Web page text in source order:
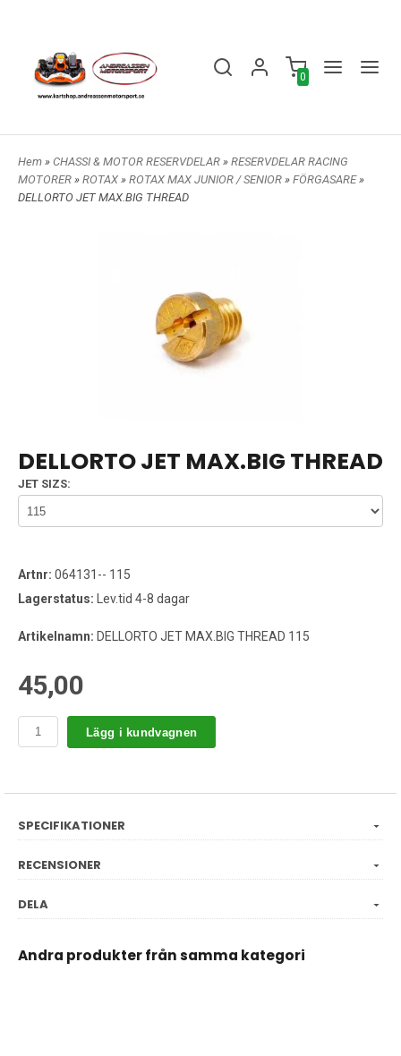
0
Hem » CHASSI & MOTOR RESERVDELAR » RESERVDELAR RACING
MOTORER » ROTAX » ROTAX MAX JUNIOR / SENIOR » FÖRGASARE»
DELLORTO JET MAX.BIG THREAD
DELLORTO JET MAX.BIG THREAD
JET SIZS:
Artnr: 064131-- 115
Lagerstatus: Lev.tid 4-8 dagar
Artikelnamn: DELLORTO JET MAX.BIG THREAD 115
45,00
Lägg i kundvagnen
SPECIFIKATIONER
RECENSIONER
DELA
Andra produkter från samma kategori